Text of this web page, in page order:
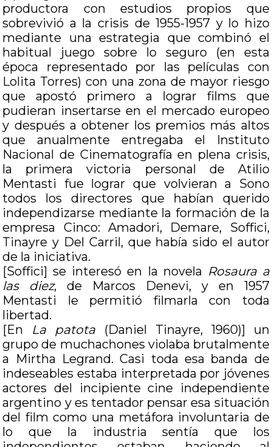
productora con estudios propios que
sobrevivió a la crisis de 1955-1957 y lo hizo
mediante una estrategia que combinó el
habitual juego sobre lo seguro (en esta
época representado por las películas con
Lolita Torres) con una zona de mayor riesgo
que apostó primero a lograr films que
pudieran insertarse en el mercado europeo
y después a obtener los premios más altos
que anualmente entregaba el Instituto
Nacional de Cinematografía en plena crisis,
la primera victoria personal de Atilio
Mentasti fue lograr que volvieran a Sono
todos los directores que habían querido
independizarse mediante la formación de la
empresa Cinco: Amadori, Demare, Soffici,
Tinayre y Del Carril, que había sido el autor
de la iniciativa.
[Soffici] se interesó en la novela Rosaura a
las diez, de Marcos Denevi, y en 1957
Mentasti le permitió filmarla con toda
libertad.
[En La patota (Daniel Tinayre, 1960)] un
grupo de muchachones violaba brutalmente
a Mirtha Legrand. Casi toda esa banda de
indeseables estaba interpretada por jóvenes
actores del incipiente cine independiente
argentino y es tentador pensar esa situación
del film como una metáfora involuntaria de
lo que la industria sentía que los